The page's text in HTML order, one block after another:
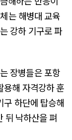
는 해병대 교육
강하 기구로 파
장병들은 포항
용해 자격강하 훈
구 하단에 탑승해
뒤 낙하산을 펴